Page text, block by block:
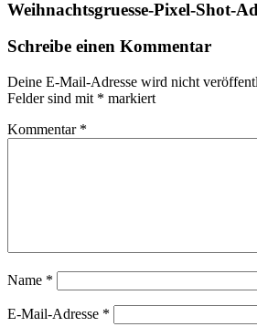
Weihnachtsgruesse-Pixel-Shot-
Schreibe einen Kommentar
Deine E-Mail-Adresse wird nicht
Felder sind mit * markiert
Kommentar *
Name *
E-Mail-Adresse *